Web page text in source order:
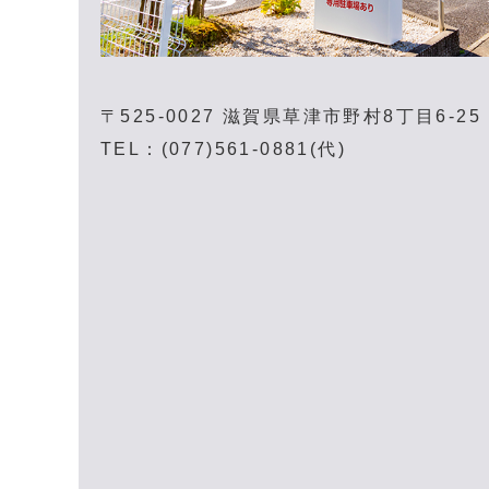
〒525-0027滋賀県草津市野村8丁目6-25
TEL：(077)561-0881(代)